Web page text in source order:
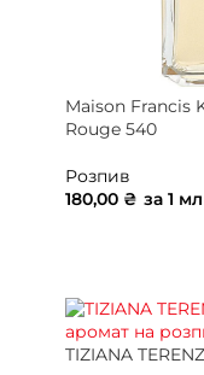
Maison Francis
Rouge 540
Розпив
180,00 ₴ за 1 мл
TIZIANA